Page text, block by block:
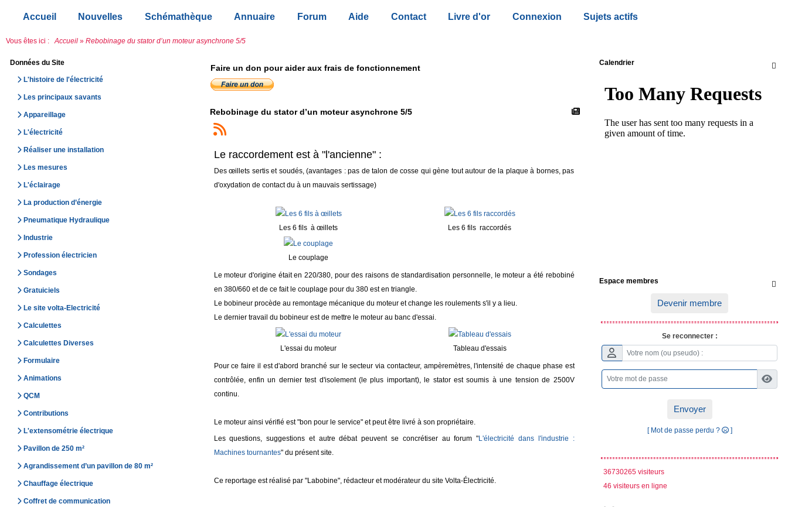
Accueil Nouvelles Schémathèque Annuaire Forum Aide Contact Livre d'or Connexion Sujets actifs
Vous êtes ici : Accueil » Rebobinage du stator d’un moteur asynchrone 5/5
Données du Site
L'histoire de l'électricité
Les principaux savants
Appareillage
L'électricité
Réaliser une installation
Les mesures
L'éclairage
La production d’énergie
Pneumatique Hydraulique
Industrie
Profession électricien
Sondages
Gratuiciels
Le site volta-Electricité
Calculettes
Calculettes Diverses
Formulaire
Animations
QCM
Contributions
L'extensométrie électrique
Pavillon de 250 m²
Agrandissement d’un pavillon de 80 m²
Chauffage électrique
Coffret de communication
Faire un don pour aider aux frais de fonctionnement
Rebobinage du stator d’un moteur asynchrone 5/5
Le raccordement est à "l'ancienne" :
Des œillets sertis et soudés, (avantages : pas de talon de cosse qui gène tout autour de la plaque à bornes, pas
d'oxydation de contact du à un mauvais sertissage)
Les 6 fils à œillets Les 6 fils raccordés
Le couplage
Le moteur d'origine était en 220/380, pour des raisons de standardisation personnelle, le moteur a été rebobiné
en 380/660 et de ce fait le couplage pour du 380 est en triangle.
Le bobineur procède au remontage mécanique du moteur et change les roulements s'il y a lieu.
Le dernier travail du bobineur est de mettre le moteur au banc d'essai.
L'essai du moteur Tableau d'essais
Pour ce faire il est d'abord branché sur le secteur via contacteur, ampèremètres, l'intensité de chaque phase est
contrôlée, enfin un dernier test d'isolement (le plus important), le stator est soumis à une tension de 2500V
continu.
Le moteur ainsi vérifié est "bon pour le service" et peut être livré à son propriétaire.
Les questions, suggestions et autre débat peuvent se concrétiser au forum "L'électricité dans l'industrie :
Machines tournantes" du présent site.
Ce reportage est réalisé par "Labobine", rédacteur et modérateur du site Volta-Électricité.

Calendrier

Espace membres
Devenir membre
Se reconnecter :
Envoyer
[ Mot de passe perdu ? ]
36730265 visiteurs
46 visiteurs en ligne